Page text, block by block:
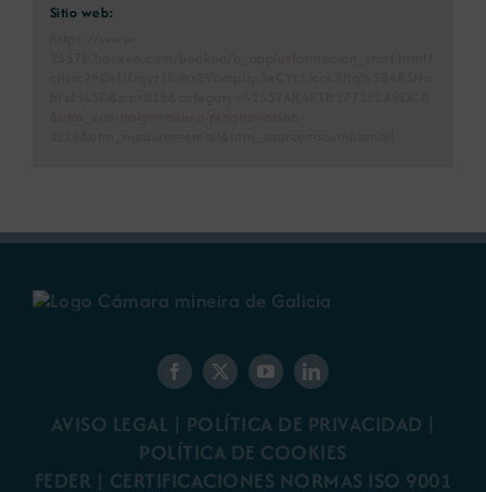
Sitio web:
AVISO LEGAL | POLÍTICA DE PRIVACIDAD |
POLÍTICA DE COOKIES
FEDER | CERTIFICACIONES NORMAS ISO 9001